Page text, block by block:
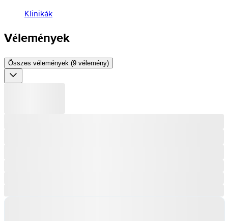
Klinikák
Vélemények
Összes vélemények (9 vélemény)